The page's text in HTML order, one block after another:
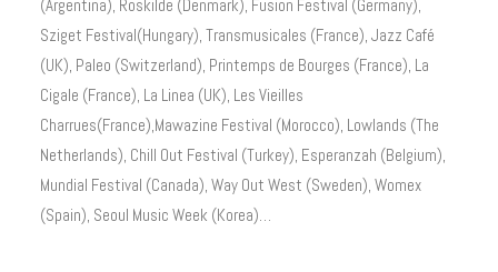
(Argentina), Roskilde (Denmark), Fusion Festival (Germany),
Sziget Festival(Hungary), Transmusicales (France), Jazz Café
(UK), Paleo (Switzerland), Printemps de Bourges (France), La
Cigale (France), La Linea (UK), Les Vieilles
Charrues(France),Mawazine Festival (Morocco), Lowlands (The
Netherlands), Chill Out Festival (Turkey), Esperanzah (Belgium),
Mundial Festival (Canada), Way Out West (Sweden), Womex
(Spain), Seoul Music Week (Korea)…